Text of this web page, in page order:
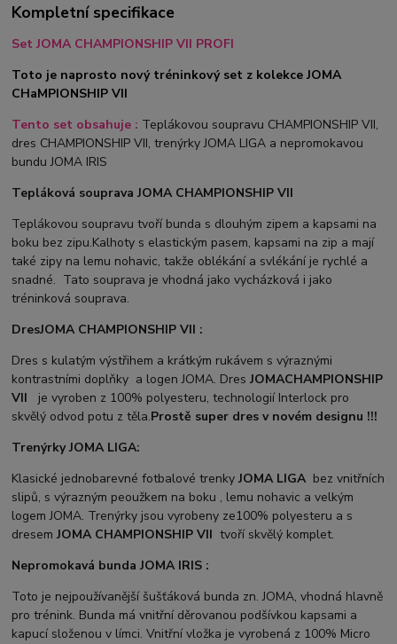
Kompletní specifikace
Set JOMA CHAMPIONSHIP VII PROFI
Toto je naprosto nový tréninkový set z kolekce JOMA
CHaMPIONSHIP VII
Tento set obsahuje : Teplákovou soupravu CHAMPIONSHIP VII,
dres CHAMPIONSHIP VII, trenýrky JOMA LIGA a nepromokavou
bundu JOMA IRIS
Tepláková souprava JOMA CHAMPIONSHIP VII
Teplákovou soupravu tvoří bunda s dlouhým zipem a kapsami na
boku bez zipu.Kalhoty s elastickým pasem, kapsami na zip a mají
také zipy na lemu nohavic, takže oblékání a svlékání je rychlé a
snadné. Tato souprava je vhodná jako vycházková i jako
tréninková souprava.
DresJOMA CHAMPIONSHIP VII :
Dres s kulatým výstřihem a krátkým rukávem s výraznými
kontrastními doplňky a logen JOMA. DresJOMACHAMPIONSHIP
VII
je vyroben z 100% polyesteru, technologií Interlock pro
skvělý odvod potu z těla.Prostě super dres v novém designu !!!
Trenýrky JOMA LIGA:
Klasické jednobarevné fotbalové trenky JOMA LIGA bez vnitřních
slipů, s výrazným peoužkem na boku , lemu nohavic a velkým
logem JOMA. Trenýrky jsou vyrobeny ze100% polyesteru a s
dresemJOMA CHAMPIONSHIP VII tvoří skvělý komplet.
Nepromokavá bunda JOMA IRIS :
Toto je nejpoužívanější šušťáková bunda zn. JOMA, vhodná hlavně
pro trénink. Bunda má vnitřní děrovanou podšívkou kapsami a
kapucí složenou v límci. Vnitřní vložka je vyrobená z 100% Micro